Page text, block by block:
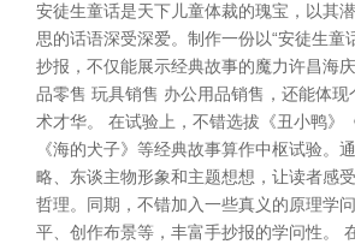
安徒生童话是天下儿童体裁的瑰宝，以其
思的话语深受深爱。制作一份以“安徒生童
抄报，不仅能展示经典故事的魔力许昌海
品零售 玩具销售 办公用品销售，还能体
术才华。 在试验上，不错选拔《丑小鸭》
《海的犬子》等经典故事算作中枢试验。
略、东谈主物形象和主题想想，让读者感
哲理。同期，不错加入一些真义的原理学
平、创作布景等，丰富手抄报的学问性。